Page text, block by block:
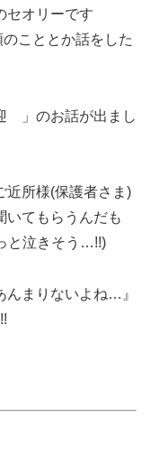
セオリーです
こととか話をした
のお話が出まし
近所様(保護者さま)
いてもらうんだも
と泣きそう…!!)
んまりないよね…』